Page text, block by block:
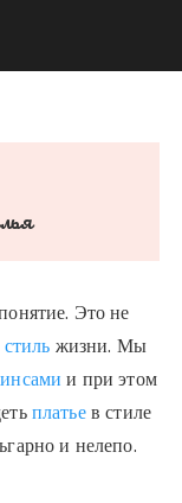
Это не
стиль жизни. Мы
и при этом
платьев стиле
и нелепо.